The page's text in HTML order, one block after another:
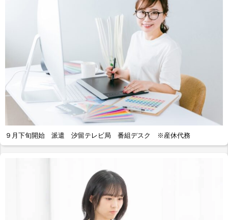
９月下旬開始 派遣 汐留テレビ局 番組デスク ※産休代務